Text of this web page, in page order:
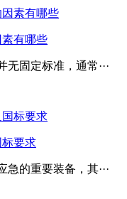
有哪些
固定标准，通常···
要求
的重要装备，其···